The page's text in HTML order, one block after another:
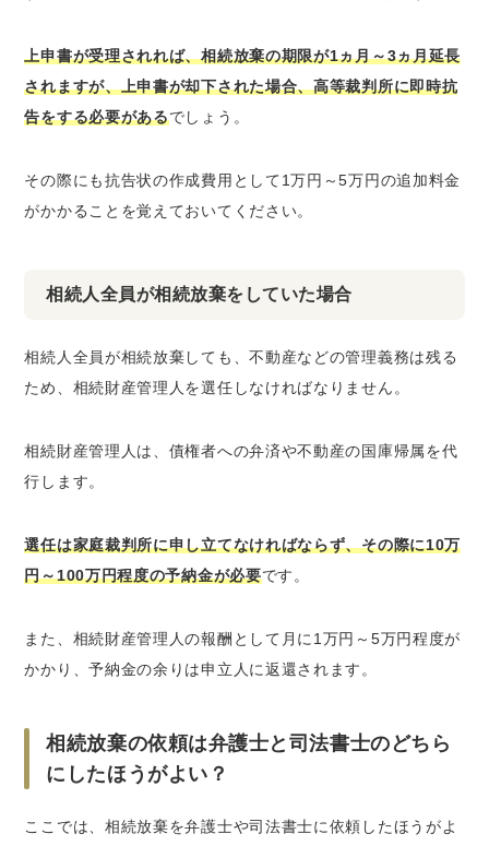
上申書が受理されれば、相続放棄の期限が1ヵ月～3ヵ月延長
されますが、上申書が却下された場合、高等裁判所に即時抗
告をする必要があるでしょう。
その際にも抗告状の作成費用として1万円～5万円の追加料金
がかかることを覚えておいてください。
相続人全員が相続放棄をしていた場合
相続人全員が相続放棄しても、不動産などの管理義務は残る
ため、相続財産管理人を選任しなければなりません。
相続財産管理人は、債権者への弁済や不動産の国庫帰属を代
行します。
選任は家庭裁判所に申し立てなければならず、その際に10万
円～100万円程度の予納金が必要です。
また、相続財産管理人の報酬として月に1万円～5万円程度が
かかり、予納金の余りは申立人に返還されます。
相続放棄の依頼は弁護士と司法書士のどちら
にしたほうがよい？
ここでは、相続放棄を弁護士や司法書士に依頼したほうがよ